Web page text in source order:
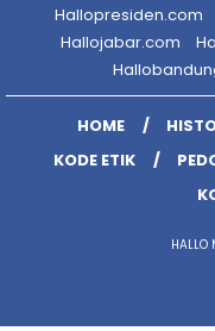
Hallopresiden.com
Hallojabar.com
HOME
KODE ETIK
HALLO